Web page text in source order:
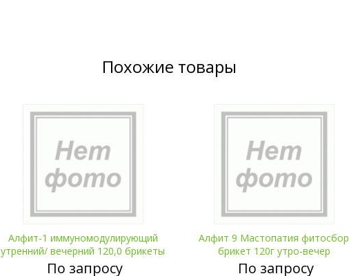
Похожие товары
Алфит-1 иммуномодулирующий
утренний/ вечерний 120,0 брикеты
По запросу
Оставить заявку
Алфит 9 Мастопатия фитосбор
брикет 120г утро-вечер
По запросу
Оставить заявку